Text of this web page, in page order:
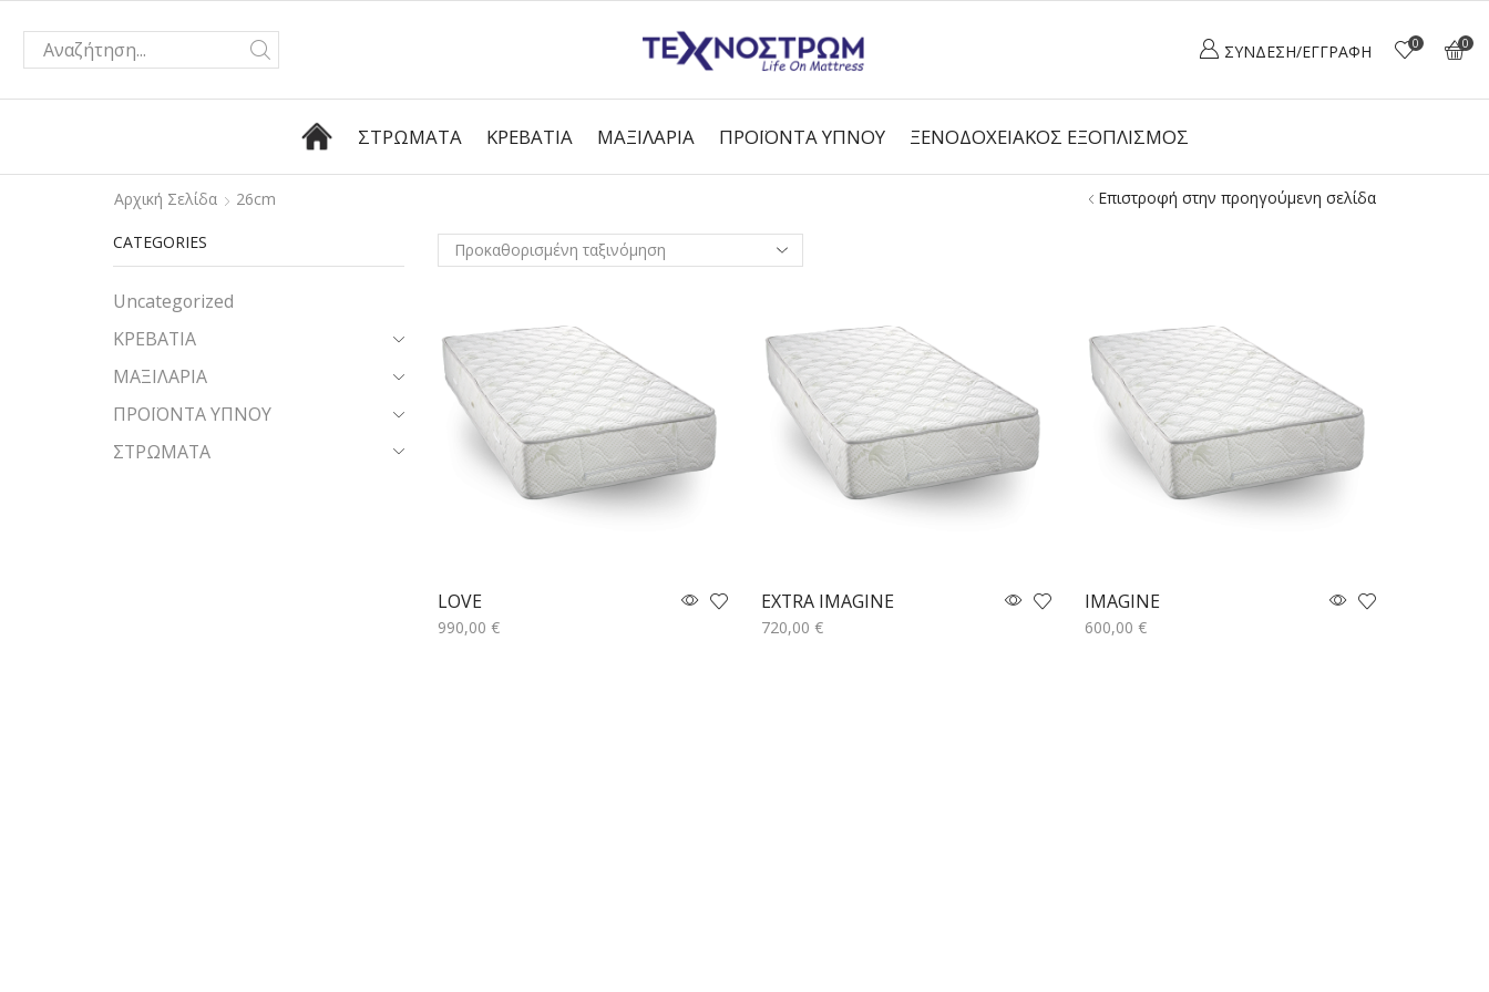
ΣΎΝΔΕΣΗ/ΕΓΓΡΑΦΉ 0 0
ΣΤΡΏΜΑΤΑ ΚΡΕΒΆΤΙΑ ΜΑΞΙΛΆΡΙΑ ΠΡΟΪΌΝΤΑ ΎΠΝΟΥ ΞΕΝΟΔΟΧΕΙΑΚΌΣ ΕΞΟΠΛΙΣΜΌΣ
Αρχική Σελίδα 26cm Επιστροφή στην προηγούμενη σελίδα
LOVE
990,00 €
EXTRA IMAGINE
720,00 €
IMAGINE
600,00€
CATEGORIES
Uncategorized
ΚΡΕΒΑΤΙΑ
ΜΑΞΙΛΑΡΙΑ
ΠΡΟΪΟΝΤΑ ΥΠΝΟΥ
ΣΤΡΩΜΑΤΑ